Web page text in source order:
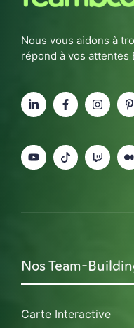
Nous vous aidons à
répond à vos attentes
Nos Team-
Carte Interactive